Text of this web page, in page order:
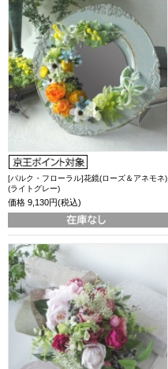
[パルク・フローラル]花鏡(ローズ＆アネモネ)
(ライトグレー)
価格 9,130円(税込)